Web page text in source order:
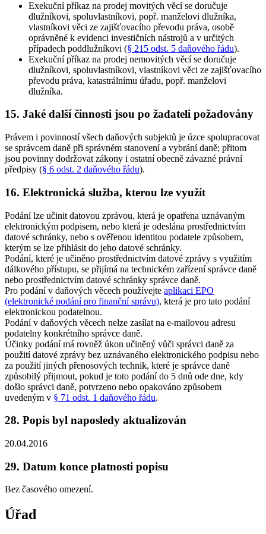
Exekuční příkaz na prodej movitých věcí se doručuje
dlužníkovi, spoluvlastníkovi, popř. manželovi dlužníka,
vlastníkovi věci ze zajišťovacího převodu práva, osobě
oprávněné k evidenci investičních nástrojů a v určitých
případech poddlužníkovi (§ 215 odst. 5 daňového řádu).
Exekuční příkaz na prodej nemovitých věcí se doručuje
dlužníkovi, spoluvlastníkovi, vlastníkovi věci ze zajišťovacího
převodu práva, katastrálnímu úřadu, popř. manželovi
dlužníka.
15. Jaké další činnosti jsou po žadateli požadovány
Právem i povinností všech daňových subjektů je úzce spolupracovat
se správcem daně při správném stanovení a vybrání daně; přitom
jsou povinny dodržovat zákony i ostatní obecně závazné právní
předpisy (§ 6 odst. 2 daňového řádu).
16. Elektronická služba, kterou lze využít
Podání lze učinit datovou zprávou, která je opatřena uznávaným
elektronickým podpisem, nebo která je odeslána prostřednictvím
datové schránky, nebo s ověřenou identitou podatele způsobem,
kterým se lze přihlásit do jeho datové schránky.
Podání, které je učiněno prostřednictvím datové zprávy s využitím
dálkového přístupu, se přijímá na technickém zařízení správce daně
nebo prostřednictvím datové schránky správce daně.
Pro podání v daňových věcech používejte aplikaci EPO
(elektronické podání pro finanční správu), která je pro tato podání
elektronickou podatelnou.
Podání v daňových věcech nelze zasílat na e-mailovou adresu
podatelny konkrétního správce daně.
Účinky podání má rovněž úkon učiněný vůči správci daně za
použití datové zprávy bez uznávaného elektronického podpisu nebo
za použití jiných přenosových technik, které je správce daně
způsobilý přijmout, pokud je toto podání do 5 dnů ode dne, kdy
došlo správci daně, potvrzeno nebo opakováno způsobem
uvedeným v § 71 odst. 1 daňového řádu.
28. Popis byl naposledy aktualizován
20.04.2016
29. Datum konce platnosti popisu
Bez časového omezení.
Úřad